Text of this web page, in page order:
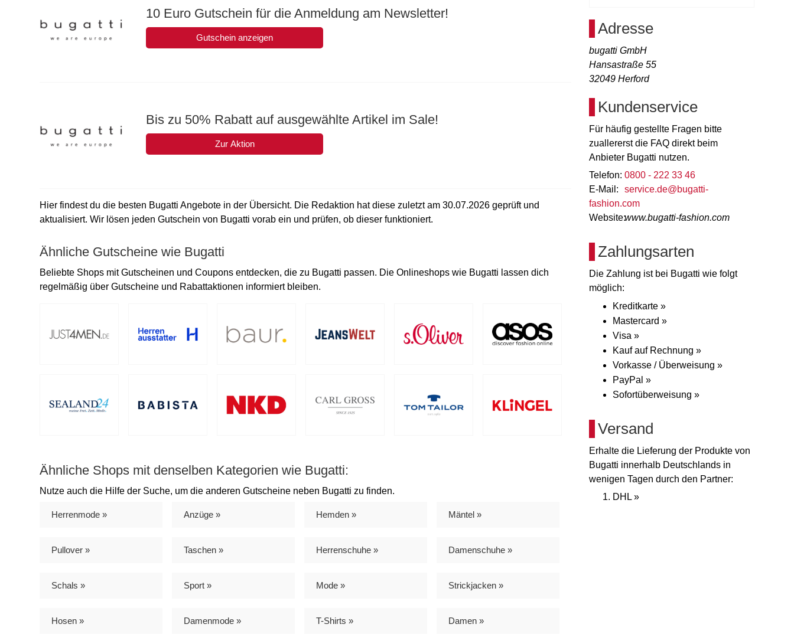
10 Euro Gutschein für die Anmeldung am Newsletter!
Gutschein anzeigen
Bis zu 50% Rabatt auf ausgewählte Artikel im Sale!
Zur Aktion
Hier findest du die besten Bugatti Angebote in der Übersicht. Die Redaktion hat diese zuletzt am 30.07.2026 geprüft und
aktualisiert. Wir lösen jeden Gutschein von Bugatti vorab ein und prüfen, ob dieser funktioniert.
Ähnliche Gutscheine wie Bugatti
Beliebte Shops mit Gutscheinen und Coupons entdecken, die zu Bugatti passen. Die Onlineshops wie Bugatti lassen dich
regelmäßig über Gutscheine und Rabattaktionen informiert bleiben.
Ähnliche Shops mit denselben Kategorien wie Bugatti:
Nutze auch die Hilfe der Suche, um die anderen Gutscheine neben Bugatti zu finden.
Herrenmode » Anzüge » Hemden » Mäntel »
Pullover » Taschen » Herrenschuhe » Damenschuhe »
Schals » Sport » Mode » Strickjacken »
Hosen » Damenmode » T-Shirts » Damen »
Adresse
bugatti GmbH
Hansastraße 55
32049 Herford
Kundenservice
Für häufig gestellte Fragen bitte
zuallererst die FAQ direkt beim
Anbieter Bugatti nutzen.
Telefon: 0800 - 222 33 46
E-Mail:
service.de@bugatti-
fashion.com
Website:www.bugatti-fashion.com
Zahlungsarten
Die Zahlung ist bei Bugatti wie folgt
möglich:
Kreditkarte »
Mastercard »
Visa »
Kauf auf Rechnung »
Vorkasse / Überweisung »
PayPal »
Sofortüberweisung »
Versand
Erhalte die Lieferung der Produkte von
Bugatti innerhalb Deutschlands in
wenigen Tagen durch den Partner:
DHL »